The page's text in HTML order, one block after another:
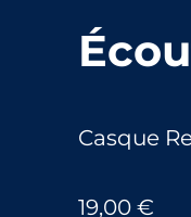
Casque
19,00 €